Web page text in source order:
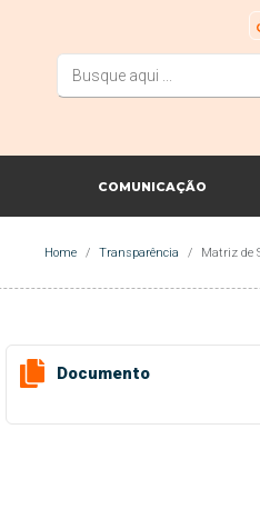
COMUNICAÇÃO
Home Transparência Matriz de
Documento